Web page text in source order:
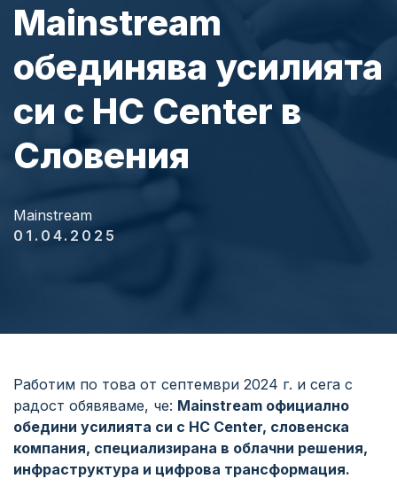
Mainstream
обединява усилията
си с HC Center в
Словения
Mainstream
01.04.2025
Работим по това от септември 2024 г. и сега с
радост обявяваме, че: Mainstream официално
обедини усилията си с HC Center, словенска
компания, специализирана в облачни решения,
инфраструктура и цифрова трансформация.